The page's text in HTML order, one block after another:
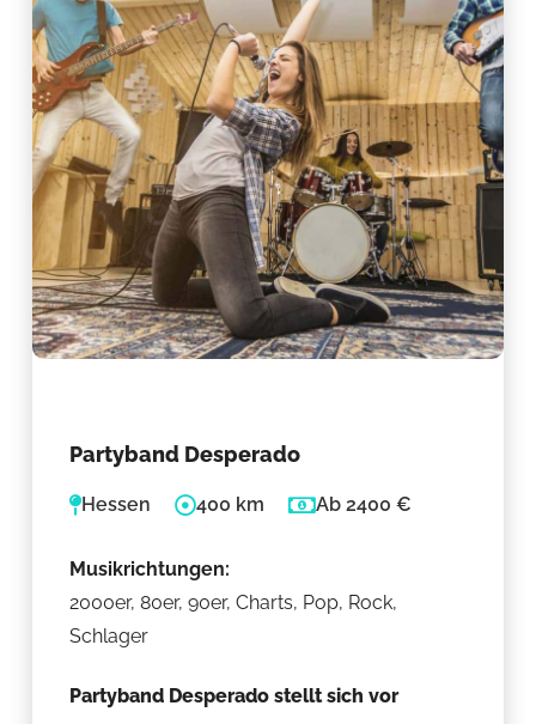
Partyband Desperado
Hessen 400 km Ab 2400 €
Musikrichtungen:
2000er, 80er, 90er, Charts, Pop, Rock,
Schlager
Partyband Desperado stellt sich vor